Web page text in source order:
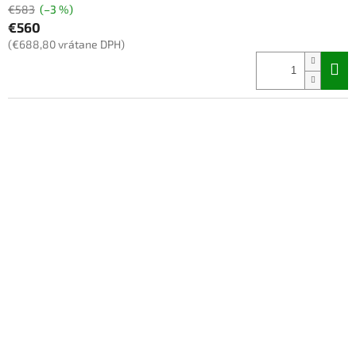
€583 (–3 %)
€560
(€688,80 vrátane DPH)